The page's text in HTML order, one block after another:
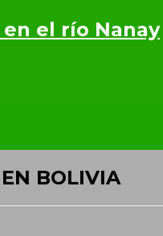
el río Nanay
BOLIVIA